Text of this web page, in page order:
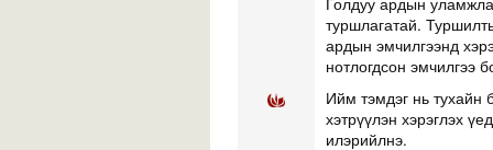
туршлагатай.
ардын эмчилгээнд
нотлогдсон эмчилгээ
Ийм тэмдэг нь тухайн
хэтрүүлэн хэрэглэх
илэрийлнэ.